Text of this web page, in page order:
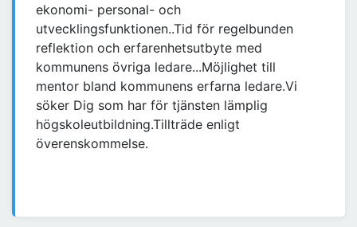
ekonomi- personal- och
utvecklingsfunktionen..Tid för regelbunden
reflektion och erfarenhetsutbyte med
kommunens övriga ledare...Möjlighet till
mentor bland kommunens erfarna ledare.Vi
söker Dig som har för tjänsten lämplig
högskoleutbildning.Tillträde enligt
överenskommelse.